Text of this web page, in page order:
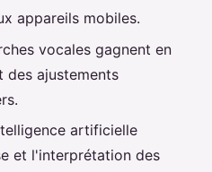
appareils mobiles.
vocales gagnent en
des ajustements
artificielle
et l'interprétation des